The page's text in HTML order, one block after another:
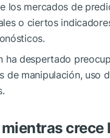
los mercados de
o ciertos
ha despertado
de manipulación, uso
crece